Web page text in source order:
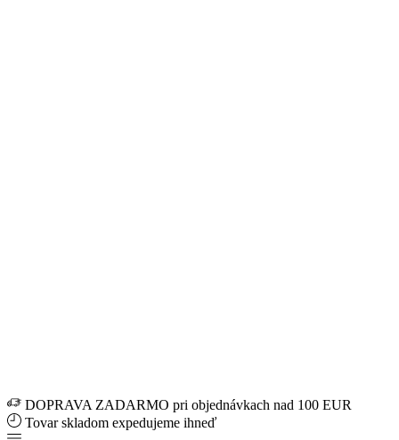
DOPRAVA ZADARMO pri objednávkach nad 100 EUR
Tovar skladom expedujeme ihneď